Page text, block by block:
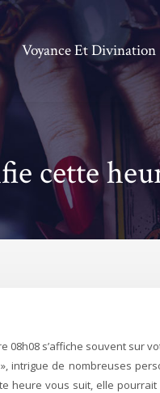
Voyance Et Divination
cette
08h08 s’affiche souvent sur
intrigue de nombreuses
heure vous suit, elle